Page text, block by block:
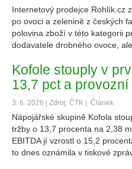
Internetový prodejce Rohlík.cz
po ovoci a zelenině z českých
polovina zboží v této kategorii
dodavatele drobného ovoce,
Kofole stouply v
13,7 pct a
3. 6. 2026 | Zdroj: ČTK | Článek
Nápojářské skupině Kofola
tržby o 13,7 procenta na 2,38
EBITDA jí vzrostl o 15,2
to dnes oznámila v tiskové